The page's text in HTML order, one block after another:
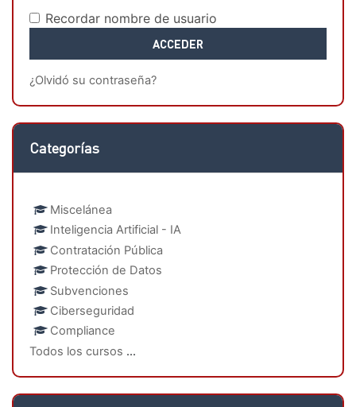
Recordar nombre de usuario
¿Olvidó su contraseña?
Salta Categorías
Categorías
Miscelánea
Inteligencia Artificial - IA
Contratación Pública
Protección de Datos
Subvenciones
Ciberseguridad
Compliance
Todos los cursos ...
Salta Calendario